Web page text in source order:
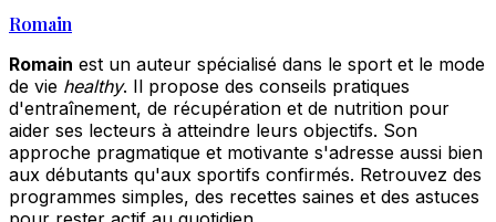
Romain
Romain est un auteur spécialisé dans le sport et le mode
de vie healthy. Il propose des conseils pratiques
d'entraînement, de récupération et de nutrition pour
aider ses lecteurs à atteindre leurs objectifs. Son
approche pragmatique et motivante s'adresse aussi bien
aux débutants qu'aux sportifs confirmés. Retrouvez des
programmes simples, des recettes saines et des astuces